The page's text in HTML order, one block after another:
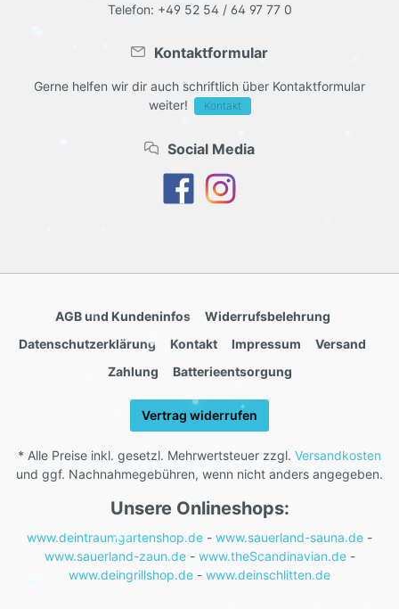
Telefon: +49 52 54 / 64 97 77 0
Kontaktformular
Gerne helfen wir dir auch schriftlich über Kontaktformular
weiter!
Kontakt
Social Media
AGB und Kundeninfos
Widerrufsbelehrung
Datenschutzerklärung
Kontakt Impressum
Versand
Zahlung
Batterieentsorgung
Vertrag widerrufen
* Alle Preise inkl. gesetzl. Mehrwertsteuer zzgl. Versandkosten
und ggf. Nachnahmegebühren, wenn nicht anders angegeben.
Unsere Onlineshops:
www.deintraumgartenshop.de - www.sauerland-sauna.de -
www.sauerland-zaun.de- www.theScandinavian.de-
www.deingrillshop.de - www.deinschlitten.de